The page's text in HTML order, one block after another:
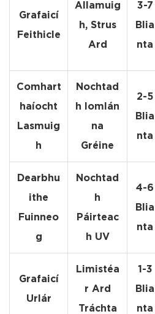
Grafaicí
Feithicle
Allamuig
h, Strus
Ard
3-7
Blia
nta
Comhart
haíocht
Lasmuig
h
Nochtad
h Iomlán
na
Gréine
2-5
Blia
nta
Dearbhu
ithe
Fuinneo
g
Nochtad
h
Páirteac
h UV
4-6
Blia
nta
Grafaicí
Urlár
Limistéa
r Ard
Tráchta
1-3
Blia
nta